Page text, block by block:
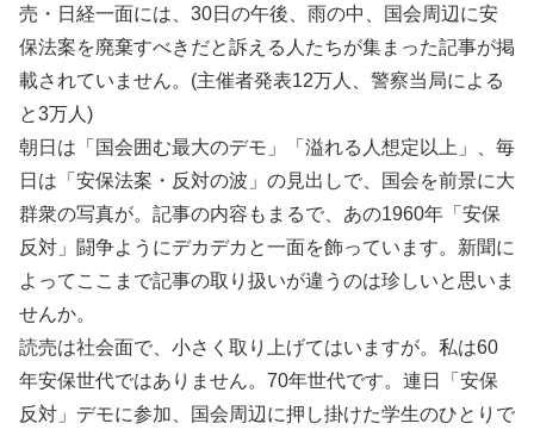
売・日経一面には、30日の午後、雨の中、国会周辺に安
保法案を廃棄すべきだと訴える人たちが集まった記事が掲
載されていません。(主催者発表12万人、警察当局による
と3万人)
朝日は「国会囲む最大のデモ」「溢れる人想定以上」、毎
日は「安保法案・反対の波」の見出しで、国会を前景に大
群衆の写真が。記事の内容もまるで、あの1960年「安保
反対」闘争ようにデカデカと一面を飾っています。新聞に
よってここまで記事の取り扱いが違うのは珍しいと思いま
せんか。
読売は社会面で、小さく取り上げてはいますが。私は60
年安保世代ではありません。70年世代です。連日「安保
反対」デモに参加、国会周辺に押し掛けた学生のひとりで